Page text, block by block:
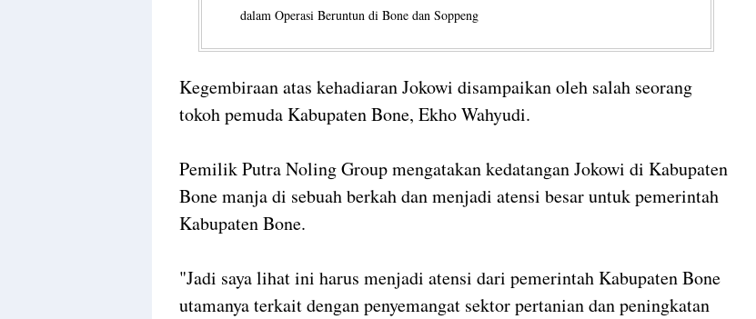
dalam Operasi Beruntun di Bone dan Soppeng
Kegembiraan atas kehadiaran Jokowi disampaikan oleh salah seorang
tokoh pemuda Kabupaten Bone, Ekho Wahyudi.
Pemilik Putra Noling Group mengatakan kedatangan Jokowi di Kabupaten
Bone manja di sebuah berkah dan menjadi atensi besar untuk pemerintah
Kabupaten Bone.
"Jadi saya lihat ini harus menjadi atensi dari pemerintah Kabupaten Bone
utamanya terkait dengan penyemangat sektor pertanian dan peningkatan